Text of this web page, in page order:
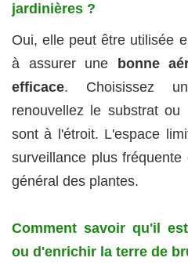
jardinières ?
Oui, elle peut être utilisée
à assurer une
bonne
efficace. Choisissez
renouvellez le substrat
sont à l'étroit. L'espace
surveillance plus
général des plantes.
Comment savoir qu'il
ou d'enrichir la terre de